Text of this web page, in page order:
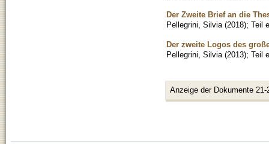
Der Zweite Brief an die
Pellegrini, Silvia (2018); Teil
Der zweite Logos des
Pellegrini, Silvia (2013); Teil
Anzeige der Dokumente 21-